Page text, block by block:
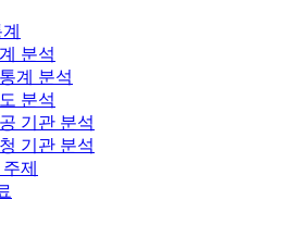
분석
계 분석
분석
기관 분석
기관 분석
제